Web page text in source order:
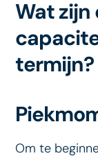
Wat zijn
termijn?
Om te